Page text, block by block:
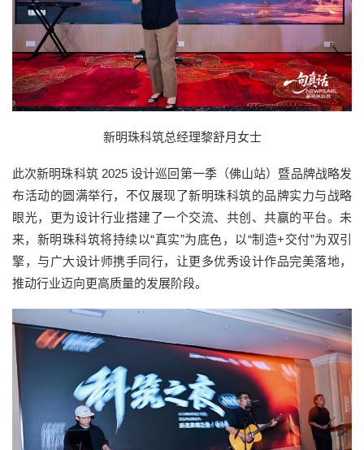
新明珠科筑总经理黎舒月女士
此次新明珠科筑 2025 设计巡回第一季（佛山站）暨品牌战略发
布活动的圆满举行，不仅展现了新明珠科筑的品牌实力与战略
眼光，更为设计行业搭建了一个交流、共创、共赢的平台。未
来，新明珠科筑将持续以“真实”为底色，以“制造+交付”为双引
擎，与广大设计师携手同行，让更多优秀设计作品完美落地，
推动行业迈向更高质量的发展阶段。